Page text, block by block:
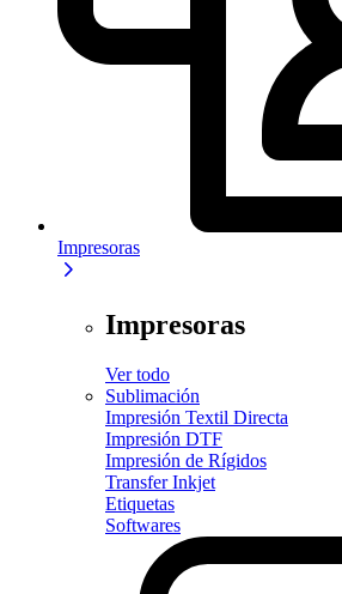
Impresoras
Impresoras
Ver todo
Sublimación
Impresión Textil Directa
Impresión DTF
Impresión de Rígidos
Transfer Inkjet
Etiquetas
Softwares